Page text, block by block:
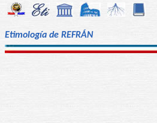
Etimología de REFRÁN